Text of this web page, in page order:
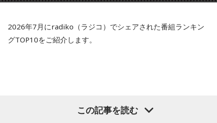
けるはずです！とのこと。
ちを受け入れることをテーマにしています。明るく気分が晴
さそり座のアナタ：NOと言える勇気が、良いサインとなりそ
2026年7月にradiko（ラジコ）でシェアされた番組ランキン
グTOP10をご紹介します。
この記事を読む